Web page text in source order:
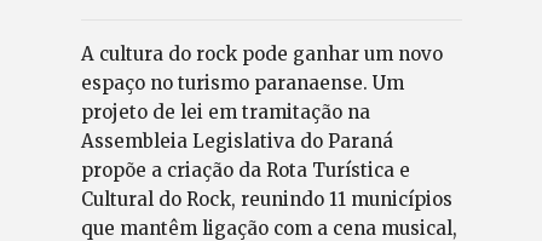
A cultura do rock pode ganhar um novo
espaço no turismo paranaense. Um
projeto de lei em tramitação na
Assembleia Legislativa do Paraná
propõe a criação da Rota Turística e
Cultural do Rock, reunindo 11 municípios
que mantêm ligação com a cena musical,